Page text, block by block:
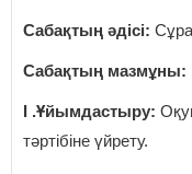
Сабақтың әдісі:
Сабақтың мазмұны:
І .Ұйымдастыру:
тәртібіне үйрету.